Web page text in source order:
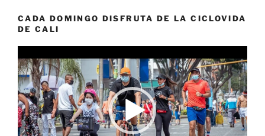
CADA DOMINGO DISFRUTA DE LA CICLOVIDA
DE CALI
de
vídeo